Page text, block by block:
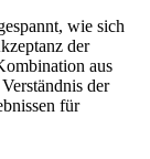
wie sich
der
aus
der
für